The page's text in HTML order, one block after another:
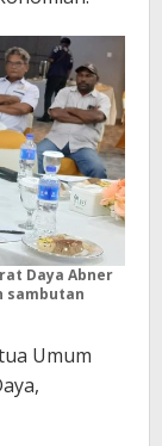
Daya Abner
sambutan
Umum